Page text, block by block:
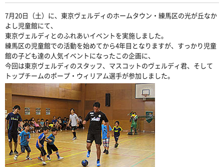
7月20日（土）に、東京ヴェルディのホームタウン・練馬区の光が丘なか
よし児童館にて、
東京ヴェルディとのふれあいイベントを実施しました。
練馬区の児童館での活動を始めてから4年目となりますが、すっかり児童
館の子ども達の人気イベントになったこの企画に、
今回は東京ヴェルディのスタッフ、マスコットのヴェルディ君、そして
トップチームのポープ・ウィリアム選手が参加しました。